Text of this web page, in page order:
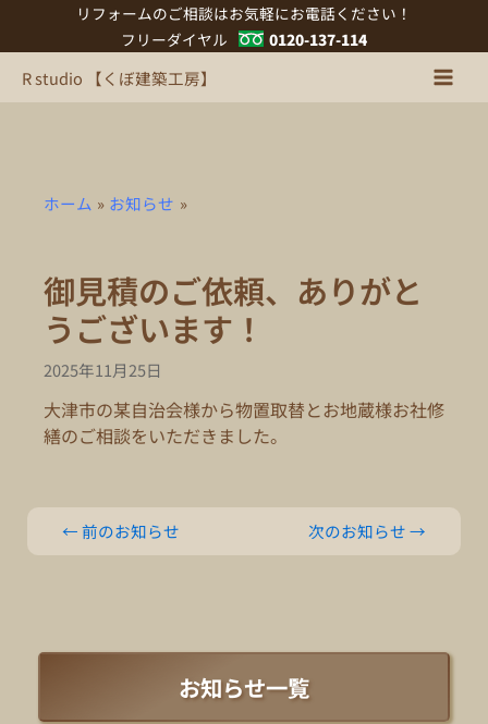
リフォームのご相談はお気軽にお電話ください！
フリーダイヤル
0120-137-114
R studio 【くぼ建築工房】
ホーム お知らせ
御見積のご依頼、ありがと
うございます！
2025年11月25日
大津市の某自治会様から物置取替とお地蔵様お社修
繕のご相談をいただきました。
←前のお知らせ 次のお知らせ→
お知らせ一覧